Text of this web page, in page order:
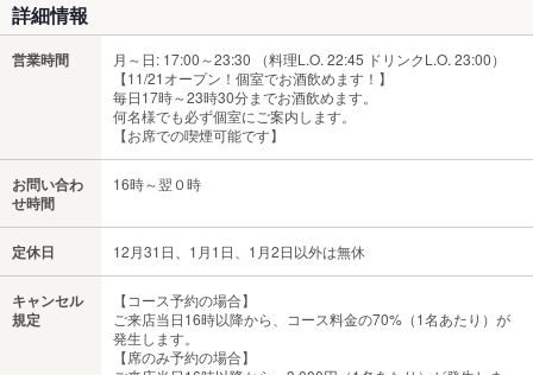
詳細情報
営業時間
月～日: 17:00～23:30 （料理L.O. 22:45 ドリンクL.O. 23:00）
【11/21オープン！個室でお酒飲めます！】
毎日17時～23時30分までお酒飲めます。
何名様でも必ず個室にご案内します。
【お席での喫煙可能です】
お問い合わ
せ時間
16時～翌０時
定休日 12月31日、1月1日、1月2日以外は無休
キャンセル
規定
【コース予約の場合】
ご来店当日16時以降から、コース料金の70%（1名あたり）が
発生します。
【席のみ予約の場合】